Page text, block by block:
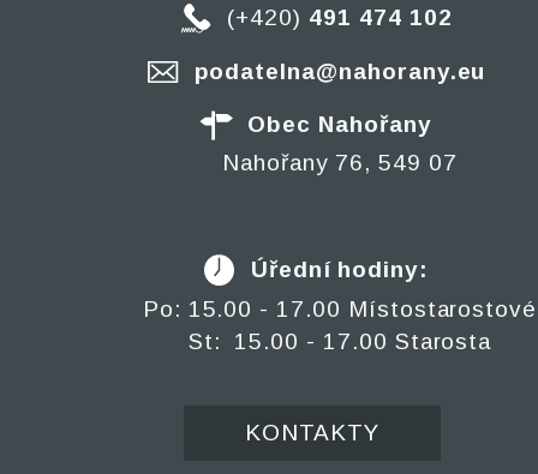
(+420) 491 474 102
podatelna@nahorany.eu
Obec Nahořany
Nahořany 76, 549 07
Úřední hodiny:
Po: 15.00 - 17.00 Místostarostové
St: 15.00 - 17.00 Starosta
KONTAKTY